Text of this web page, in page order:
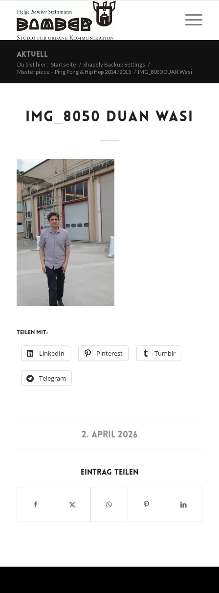
Aktuell
Du bist hier: Startseite / Shapely Backup Settings /
Masterpiece – Ping Pong & Hip Hop 2014 /2015 / IMG_8050 DUAN Wasi
IMG_8050 DUAN WASI
Teilen mit:
LinkedIn Pinterest Tumblr
Telegram
2. APRIL 2026
Eintrag teilen